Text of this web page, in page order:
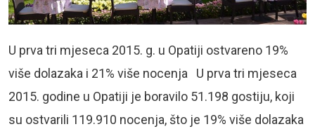
U prva tri mjeseca 2015. g. u Opatiji ostvareno 19%
više dolazaka i 21% više nocenja U prva tri mjeseca
2015. godine u Opatiji je boravilo 51.198 gostiju, koji
su ostvarili 119.910 nocenja, što je 19% više dolazaka